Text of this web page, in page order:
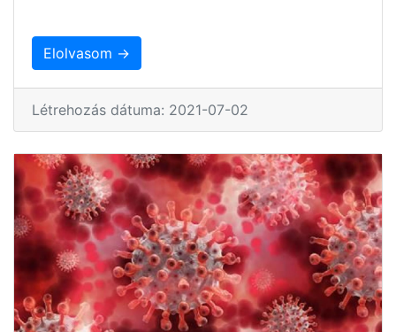
Elolvasom →
Létrehozás dátuma: 2021-07-02